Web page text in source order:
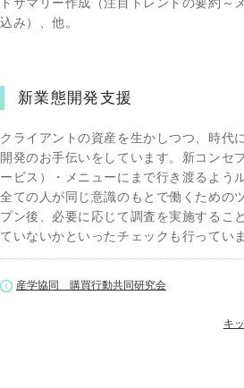
込み）、他。
新業態開発支援
クライアントの資産を生かしつつ、時代
開発のお手伝いをしています。新コンセ
ービス）・メニューにまで行き渡るよう
全ての人が同じ意識のもとで働くための
プン後、必要に応じて調査を実施するこ
ていないかといったチェックも行っていま
産学協同 購買行動共同研究会
キ